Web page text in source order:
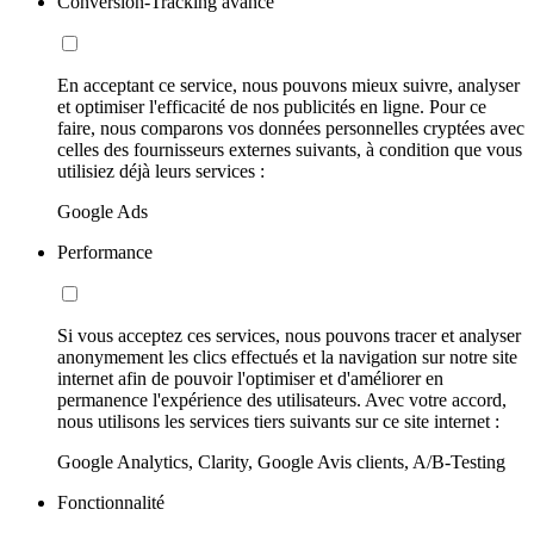
En acceptant ce service, nous pouvons mieux suivre, analyser
et optimiser l'efficacité de nos publicités en ligne. Pour ce
faire, nous comparons vos données personnelles cryptées avec
celles des fournisseurs externes suivants, à condition que vous
utilisiez déjà leurs services :
Google Ads
Performance
Si vous acceptez ces services, nous pouvons tracer et analyser
anonymement les clics effectués et la navigation sur notre site
internet afin de pouvoir l'optimiser et d'améliorer en
permanence l'expérience des utilisateurs. Avec votre accord,
nous utilisons les services tiers suivants sur ce site internet :
Google Analytics, Clarity, Google Avis clients, A/B-Testing
Fonctionnalité